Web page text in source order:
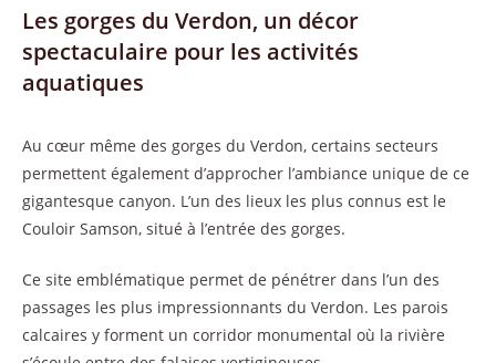
Les gorges du Verdon, un décor
spectaculaire pour les activités
aquatiques
Au cœur même des gorges du Verdon, certains secteurs
permettent également d’approcher l’ambiance unique de ce
gigantesque canyon. L’un des lieux les plus connus est le
Couloir Samson, situé à l’entrée des gorges.
Ce site emblématique permet de pénétrer dans l’un des
passages les plus impressionnants du Verdon. Les parois
calcaires y forment un corridor monumental où la rivière